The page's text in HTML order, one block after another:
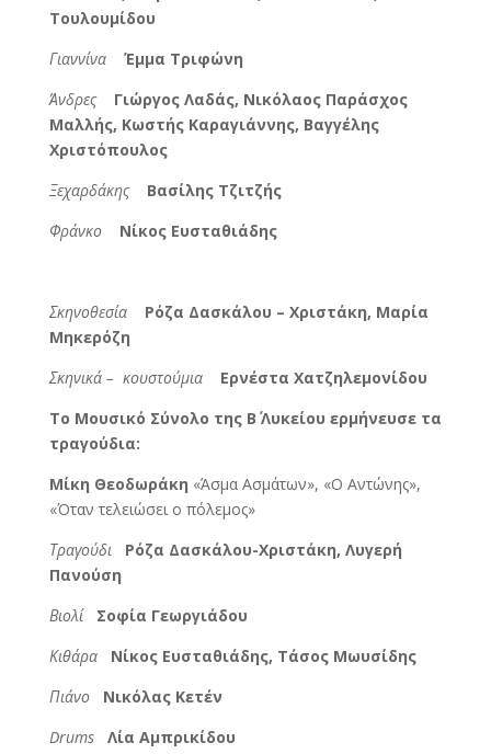
Τουλουμίδου
Γιαννίνα
Έμμα Τριφώνη
Άνδρες
Γιώργος Λαδάς, Νικόλαος Παράσχος
Μαλλής, Κωστής Καραγιάννης, Βαγγέλης
Χριστόπουλος
Ξεχαρδάκης
Βασίλης Τζιτζής
Φράνκο
Νίκος Ευσταθιάδης
Σκηνοθεσία Ρόζα Δασκάλου – Χριστάκη, Μαρία
Μηκερόζη
Σκηνικά – κουστούμια Ερνέστα Χατζηλεμονίδου
Το Μουσικό Σύνολο της Β΄ Λυκείου ερμήνευσε τα
τραγούδια:
Μίκη Θεοδωράκη «Άσμα Ασμάτων», «Ο Αντώνης»,
«Όταν τελειώσει ο πόλεμος»
Τραγούδι Ρόζα Δασκάλου-Χριστάκη, Λυγερή
Πανούση
Βιολί
Σοφία Γεωργιάδου
Κιθάρα
Νίκος Ευσταθιάδης, Τάσος Μωυσίδης
Πιάνο Νικόλας Κετέν
Drums
Λία Αμπρικίδου